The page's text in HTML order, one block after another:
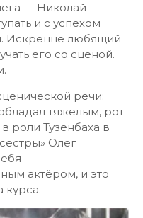
— Николай —
и с успехом
Искренне любящий
его со сценой.
речи:
тяжёлым, рот
роли Тузенбаха в
Олег
актёром, и это
курса.